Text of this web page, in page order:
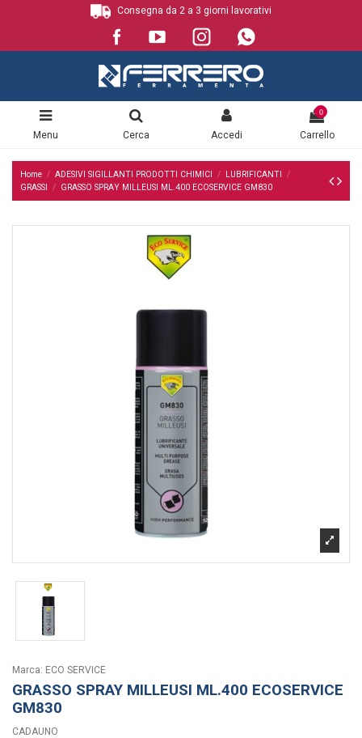
Consegna da 2 a 3 giorni lavorativi
Menu Cerca Accedi
0
Carrello
Home ADESIVI SIGILLANTI PRODOTTI CHIMICI
LUBRIFICANTI
GRASSI
GRASSO SPRAY MILLEUSI ML.400 ECOSERVICE GM830
CADAUNO
GRASSO SPRAY MILLEUSI ML.400 ECOSERVICE
GM830
Marca: ECO SERVICE